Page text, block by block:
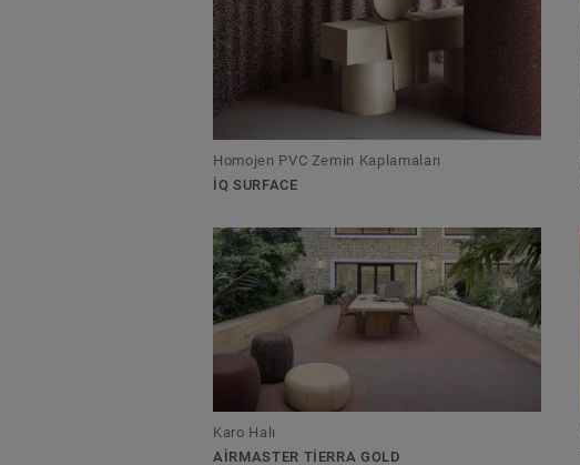
Homojen PVC Zemin Kaplamaları
IQ SURFACE
Karo Halı
AIRMASTER TIERRA GOLD